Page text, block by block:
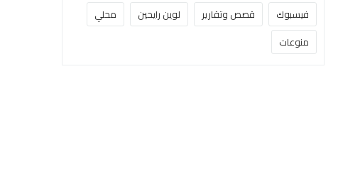
فيسبوك
قصص وتقارير لوين رايحين
محلي
منوعات